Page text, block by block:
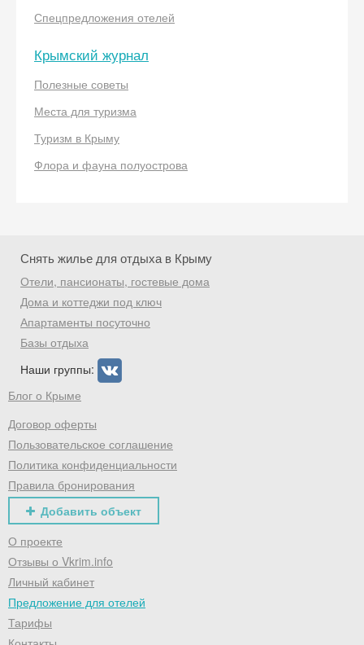
Спецпредложения отелей
Крымский журнал
Полезные советы
Места для туризма
Туризм в Крыму
Флора и фауна полуострова
Снять жилье для отдыха в Крыму
Отели, пансионаты, гостевые дома
Дома и коттеджи под ключ
Апартаменты посуточно
Базы отдыха
Наши группы:
Блог о Крыме
Договор оферты
Пользовательское соглашение
Политика конфиденциальности
Правила бронирования
Добавить объект
О проекте
Отзывы о Vkrim.info
Личный кабинет
Предложение для отелей
Тарифы
Скидка −5%
промокод на первое бронирование!